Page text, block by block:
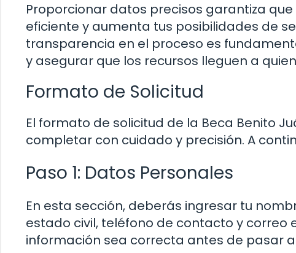
Proporcionar datos precisos garantiza
eficiente y aumenta tus posibilidades de
transparencia en el proceso es
y asegurar que los recursos lleguen a
Formato de Solicitud
El formato de solicitud de la Beca Benito
completar con cuidado y precisión. A
Paso 1: Datos Personales
En esta sección, deberás ingresar tu
estado civil, teléfono de contacto y correo
información sea correcta antes de pasar